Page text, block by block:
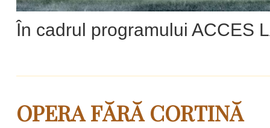
În cadrul programului ACCES
OPERA FĂRĂ CORTINĂ